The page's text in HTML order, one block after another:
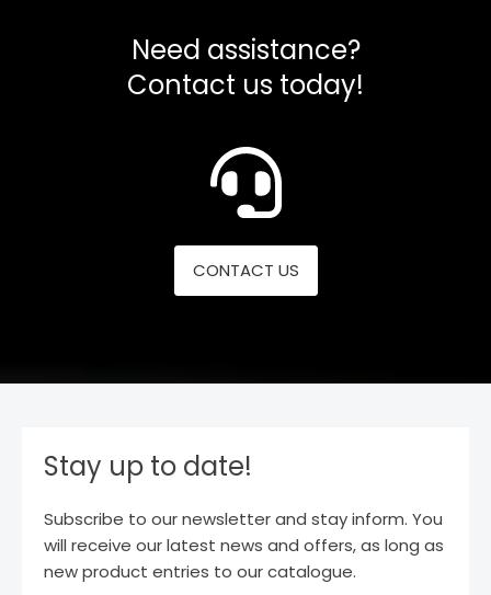
Need assistance?
Contact us today!
CONTACT US
Stay up to date!
Subscribe to our newsletter and stay inform. You
will receive our latest news and offers, as long as
new product entries to our catalogue.